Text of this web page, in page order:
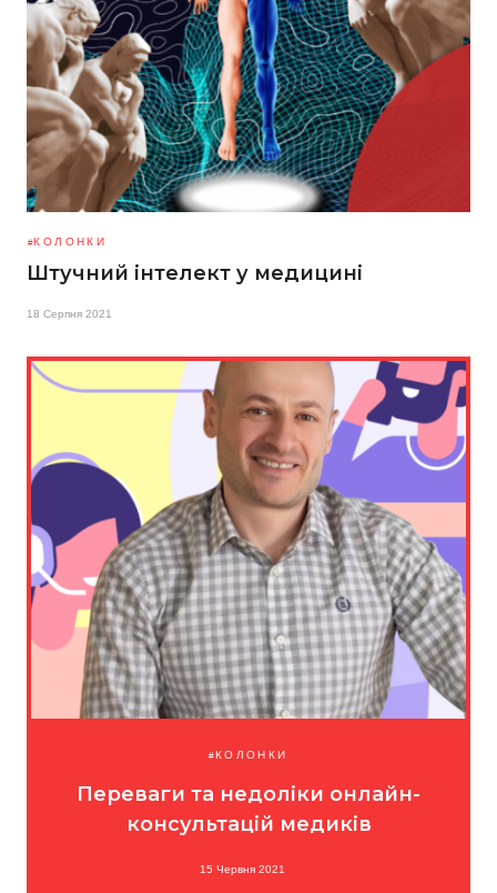
КОЛОНКИ
Штучний інтелект у медицині
18 Серпня 2021
КОЛОНКИ
Переваги та недоліки онлайн-
консультацій медиків
15 Червня 2021